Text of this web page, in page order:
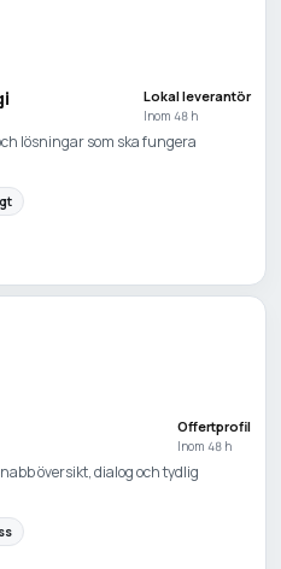
Lokal leverantör
Inom 48 h
lösningar som ska fungera
Offertprofil
Inom 48 h
översikt, dialog och tydlig